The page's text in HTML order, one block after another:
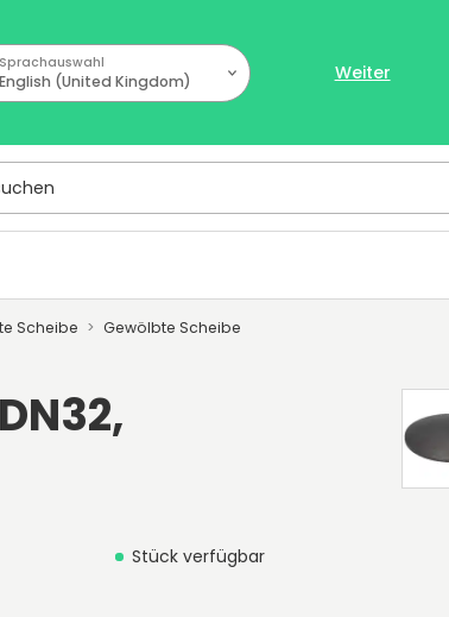
Sprachauswahl
English (United Kingdom) Weiter
Scheibe Gewölbte Scheibe
Stück verfügbar